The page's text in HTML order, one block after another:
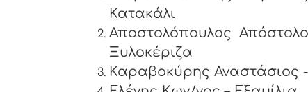
Κατακάλι
Αποστολόπουλος
Ξυλοκέριζα
Καραβοκύρης Αναστάσιος